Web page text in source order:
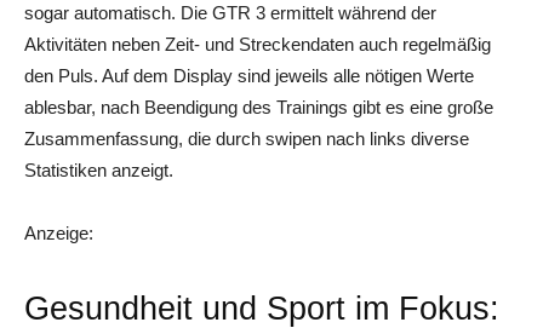
sogar automatisch. Die GTR 3 ermittelt während der
Aktivitäten neben Zeit- und Streckendaten auch regelmäßig
den Puls. Auf dem Display sind jeweils alle nötigen Werte
ablesbar, nach Beendigung des Trainings gibt es eine große
Zusammenfassung, die durch swipen nach links diverse
Statistiken anzeigt.
Anzeige:
Gesundheit und Sport im Fokus: